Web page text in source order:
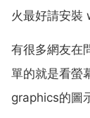
火最好請安裝
有很多網友在
單的就是看螢
graphics的圖